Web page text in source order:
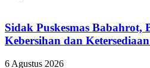
Sidak Puskesmas Babahrot,
Kebersihan dan
6 Agustus 2026